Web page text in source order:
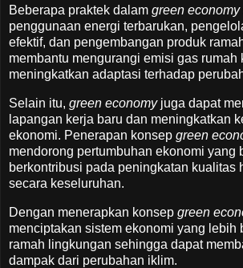
Beberapa praktek dalam green economy
penggunaan energi terbarukan,
efektif, dan pengembangan produk
membantu mengurangi emisi gas rumah
meningkatkan adaptasi terhadap
Selain itu, green economy juga dapat
lapangan kerja baru dan meningkatkan
ekonomi. Penerapan konsep green
mendorong pertumbuhan ekonomi yang
berkontribusi pada peningkatan kualitas
secara keseluruhan.
Dengan menerapkan konsep green
menciptakan sistem ekonomi yang lebih
ramah lingkungan sehingga dapat
dampak dari perubahan iklim.